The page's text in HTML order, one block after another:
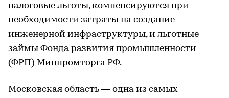
налоговые льготы, компенсируются при
необходимости затраты на создание
инженерной инфраструктуры, и льготные
займы Фонда развития промышленности
(ФРП) Минпромторга РФ.
Московская область — одна из самых